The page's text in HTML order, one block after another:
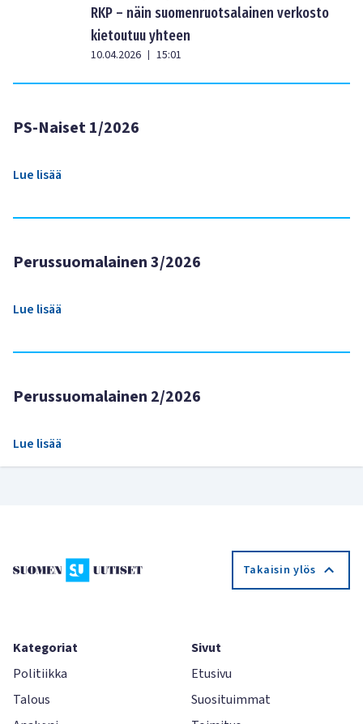
RKP – näin suomenruotsalainen verkosto
kietoutuu yhteen
10.04.2026 | 15:01
PS-Naiset 1/2026
Lue lisää
Perussuomalainen 3/2026
Lue lisää
Perussuomalainen 2/2026
Lue lisää
Takaisin ylös
Kategoriat
Politiikka
Talous
Sivut
Etusivu
Suosituimmat